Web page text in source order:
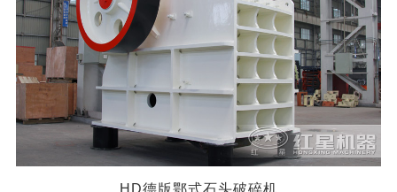
HD德版鄂式石头破碎机